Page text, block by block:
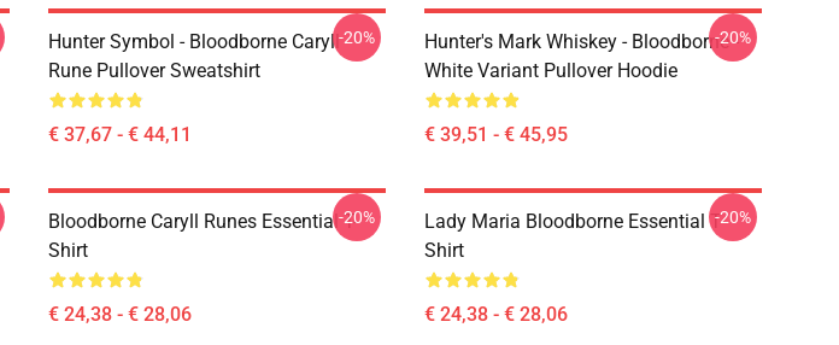
Hunter Symbol - Bloodborne Caryll
Rune Pullover Sweatshirt
€ 37,67 - € 44,11
-20%
Hunter's Mark Whiskey - Bloodborne -
White Variant Pullover Hoodie
€ 39,51 - € 45,95
-20%
Bloodborne Caryll Runes Essential T-
Shirt
€ 24,38 - € 28,06
-20%
Lady Maria Bloodborne Essential T-
Shirt
€ 24,38 - € 28,06
-20%